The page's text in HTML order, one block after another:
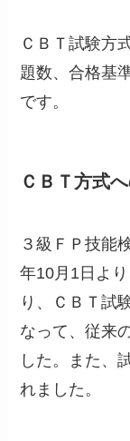
ＣＢＴ試験方
題数、合格基
です。
ＣＢＴ方式
３級ＦＰ技能
年10月1日よ
り、ＣＢＴ試
なって、従来
した。また、
れました。